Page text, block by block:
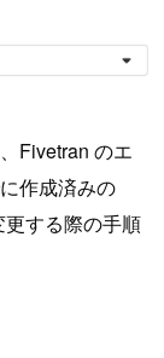
Fivetran のエ
作成済みの
する際の手順